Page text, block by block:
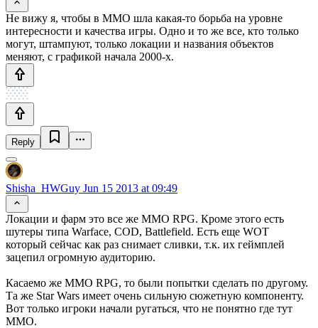
Не вижу я, чтобы в MMO шла какая-то борьба на уровне
интересности и качества игры. Одно и то же все, кто только
могут, штампуют, только локации и названия объектов
меняют, с графикой начала 2000-х.
Reply
Shisha_HWGuy Jun 15 2013 at 09:49
Локации и фарм это все же MMO RPG. Кроме этого есть
шутеры типа Warface, COD, Battlefield. Есть еще WOT
который сейчас как раз снимает сливки, т.к. их геймплей
зацепил огромную аудиторию.
Касаемо же MMO RPG, то были попытки сделать по другому.
Та же Star Wars имеет очень сильную сюжетную компоненту.
Вот только игроки начали ругаться, что не понятно где тут
MMO.